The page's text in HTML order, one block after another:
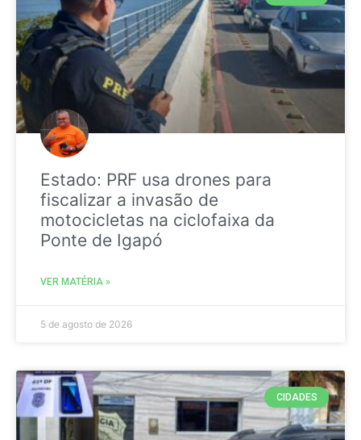
Estado: PRF usa drones para
fiscalizar a invasão de
motocicletas na ciclofaixa da
Ponte de Igapó
VER MATÉRIA »
5 de agosto de 2026
CIDADES